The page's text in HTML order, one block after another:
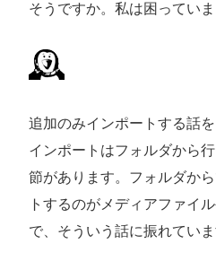
そうですか。私は困っていま
追加のみインポートする話
インポートはフォルダから
節があります。フォルダか
トするのがメディアファイ
で、そういう話に振れていま